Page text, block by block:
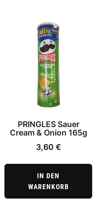
PRINGLES Sauer
Cream & Onion 165g
3,60 €
IN DEN
WARENKORB